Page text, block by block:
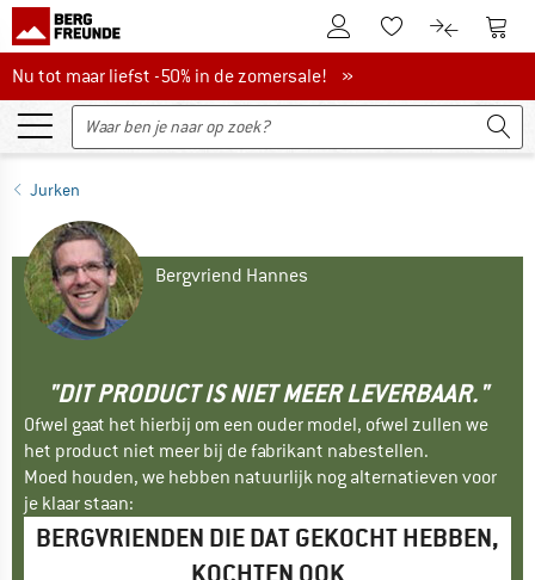
De klantenaccount
Naar deNaar de
Nu tot maar liefst -50% in de zomersale!
Nu tot maar liefst -50% in de zomersale! »
Jurken
Bergvriend Hannes
"DIT PRODUCT IS NIET MEER LEVERBAAR."
Ofwel gaat het hierbij om een ouder model, ofwel zullen we
het product niet meer bij de fabrikant nabestellen.
Moed houden, we hebben natuurlijk nog alternatieven voor
je klaar staan:
BERGVRIENDEN DIE DAT GEKOCHT HEBBEN,